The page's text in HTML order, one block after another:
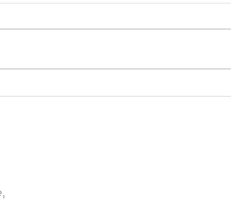
avviene davvero il